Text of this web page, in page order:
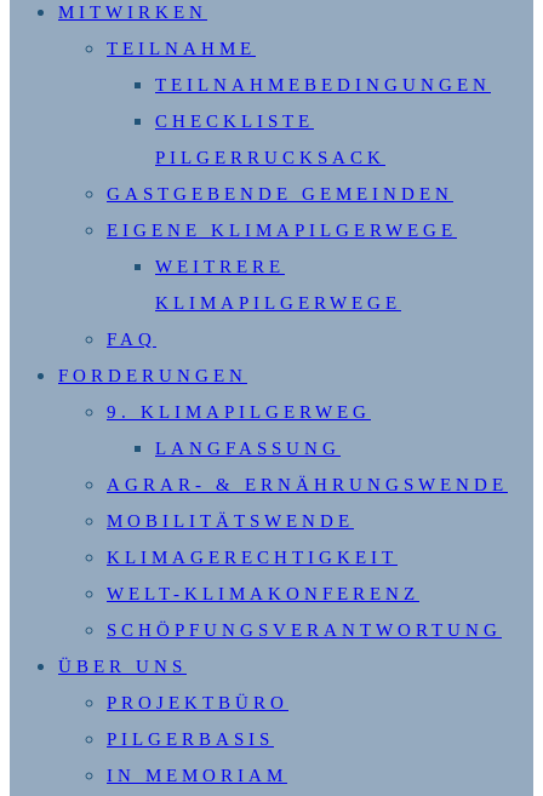
MITWIRKEN
TEILNAHME
TEILNAHMEBEDINGUNGEN
CHECKLISTE
PILGERRUCKSACK
GASTGEBENDE GEMEINDEN
EIGENE KLIMAPILGERWEGE
WEITRERE
KLIMAPILGERWEGE
FAQ
FORDERUNGEN
9. KLIMAPILGERWEG
LANGFASSUNG
AGRAR- & ERNÄHRUNGSWENDE
MOBILITÄTSWENDE
KLIMAGERECHTIGKEIT
WELT-KLIMAKONFERENZ
SCHÖPFUNGSVERANTWORTUNG
ÜBER UNS
PROJEKTBÜRO
PILGERBASIS
IN MEMORIAM